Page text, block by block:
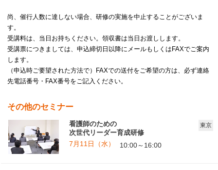
尚、催行人数に達しない場合、研修の実施を中止することがございま
す。
受講料は、当日お持ちください。領収書は当日お渡しします。
受講票につきましては、申込締切日以降にメールもしくはFAXでご案内
します。
（申込時ご要望された方法で）FAXでの送付をご希望の方は、必ず連絡
先電話番号・FAX番号をご記入ください。
その他のセミナー
看護師のための
次世代リーダー育成研修
7月11日（水）
東京
10:00～16:00